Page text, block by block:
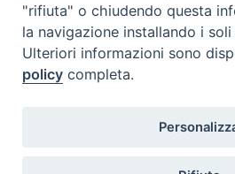
Privacy e sicurezza
"rifiuta" o chiudendo questa
la navigazione installando i
Ulteriori informazioni sono
policy completa.